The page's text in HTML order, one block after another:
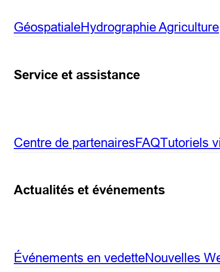
GéospatialeHydrographieAgriculture
Service et assistance
Centre de partenairesFAQTutoriels
Actualités et événements
Événements en vedetteNouvelles